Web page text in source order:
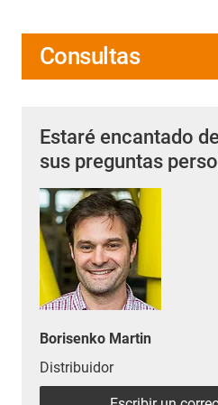
Consultas
Estaré encantado
sus preguntas
Borisenko Martin
Distribuidor